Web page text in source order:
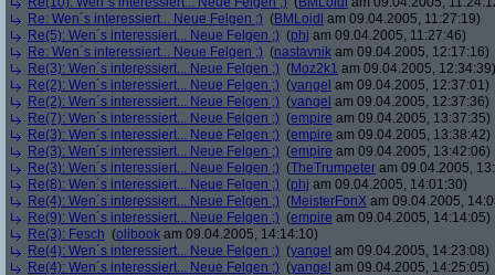
Re: Wen´s interessiert... Neue Felgen ;) (BMLoidl am 09.04.2005, 11:27:19)
Re(5): Wen´s interessiert... Neue Felgen ;) (phj am 09.04.2005, 11:27:46)
Re: Wen´s interessiert... Neue Felgen ;) (nastavnik am 09.04.2005, 12:17:16)
Re(3): Wen´s interessiert... Neue Felgen ;) (Moz2k1 am 09.04.2005, 12:34:39)
Re(2): Wen´s interessiert... Neue Felgen ;) (yangel am 09.04.2005, 12:37:01)
Re(2): Wen´s interessiert... Neue Felgen ;) (yangel am 09.04.2005, 12:37:36)
Re(7): Wen´s interessiert... Neue Felgen ;) (empire am 09.04.2005, 13:37:35)
Re(3): Wen´s interessiert... Neue Felgen ;) (empire am 09.04.2005, 13:38:42)
Re(3): Wen´s interessiert... Neue Felgen ;) (empire am 09.04.2005, 13:42:06)
Re(3): Wen´s interessiert... Neue Felgen ;) (TheTrumpeter am 09.04.2005,
Re(8): Wen´s interessiert... Neue Felgen ;) (phj am 09.04.2005, 14:01:30)
Re(4): Wen´s interessiert... Neue Felgen ;) (MeisterFonX am 09.04.2005,
Re(9): Wen´s interessiert... Neue Felgen ;) (empire am 09.04.2005, 14:14:05)
Re(3): Fesch (olibook am 09.04.2005, 14:14:10)
Re(4): Wen´s interessiert... Neue Felgen ;) (yangel am 09.04.2005, 14:23:08)
Re(4): Wen´s interessiert... Neue Felgen ;) (yangel am 09.04.2005, 14:25:05)